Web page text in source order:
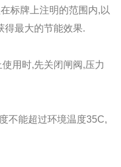
标牌上注明的范围内,以
得最大的节能效果.
使用时,先关闭闸阀,压力
不能超过环境温度35C,